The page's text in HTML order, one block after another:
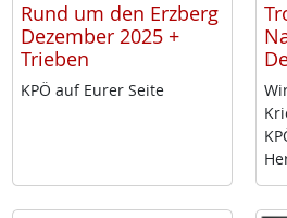
Rund um den Erzberg
Dezember 2025 +
Trieben
KPÖ auf Eu­rer Sei­te